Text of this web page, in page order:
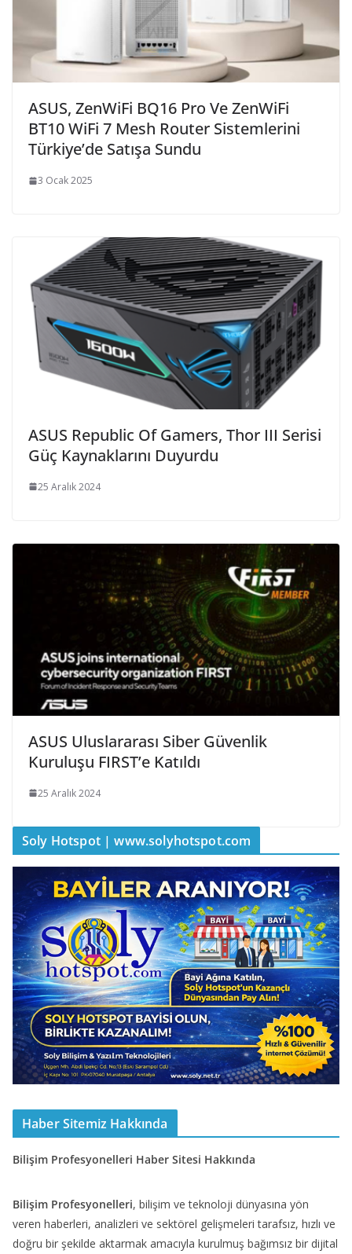
ASUS, ZenWiFi BQ16 Pro Ve ZenWiFi
BT10 WiFi 7 Mesh Router Sistemlerini
Türkiye’de Satışa Sundu
3 Ocak 2025
ASUS Republic Of Gamers, Thor III Serisi
Güç Kaynaklarını Duyurdu
25 Aralık 2024
ASUS Uluslararası Siber Güvenlik
Kuruluşu FIRST’e Katıldı
25 Aralık 2024
Soly Hotspot | www.solyhotspot.com
Haber Sitemiz Hakkında
Bilişim Profesyonelleri Haber Sitesi Hakkında
Bilişim Profesyonelleri, bilişim ve teknoloji dünyasına yön
veren haberleri, analizleri ve sektörel gelişmeleri tarafsız, hızlı ve
doğru bir şekilde aktarmak amacıyla kurulmuş bağımsız bir dijital